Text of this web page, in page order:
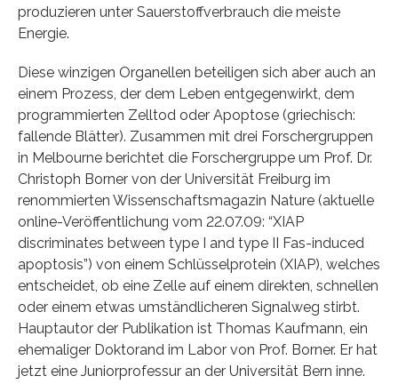
produzieren unter Sauerstoffverbrauch die meiste
Energie.
Diese winzigen Organellen beteiligen sich aber auch an
einem Prozess, der dem Leben entgegenwirkt, dem
programmierten Zelltod oder Apoptose (griechisch:
fallende Blätter). Zusammen mit drei Forschergruppen
in Melbourne berichtet die Forschergruppe um Prof. Dr.
Christoph Borner von der Universität Freiburg im
renommierten Wissenschaftsmagazin Nature (aktuelle
online-Veröffentlichung vom 22.07.09: “XIAP
discriminates between type I and type II Fas-induced
apoptosis”) von einem Schlüsselprotein (XIAP), welches
entscheidet, ob eine Zelle auf einem direkten, schnellen
oder einem etwas umständlicheren Signalweg stirbt.
Hauptautor der Publikation ist Thomas Kaufmann, ein
ehemaliger Doktorand im Labor von Prof. Borner. Er hat
jetzt eine Juniorprofessur an der Universität Bern inne.